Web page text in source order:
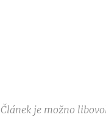
Článek je možno